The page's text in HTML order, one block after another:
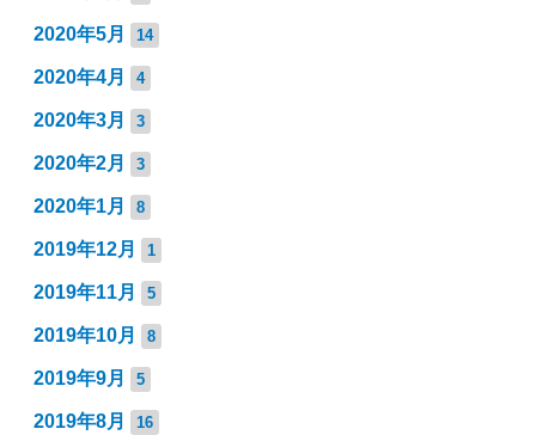
2020年5月 14
2020年4月 4
2020年3月 3
2020年2月 3
2020年1月 8
2019年12月 1
2019年11月 5
2019年10月 8
2019年9月 5
2019年8月 16